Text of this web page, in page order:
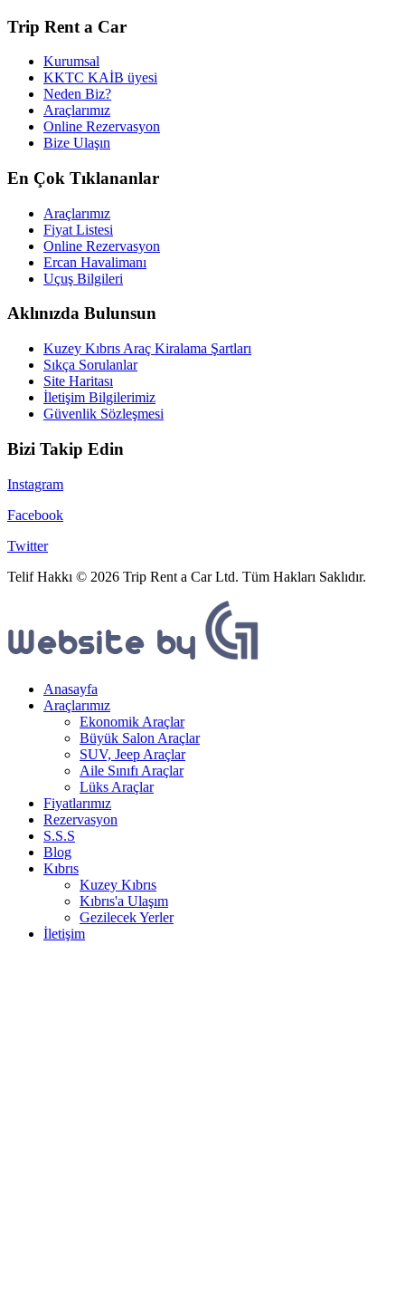
Trip Rent a Car
Kurumsal
KKTC KAİB üyesi
Neden Biz?
Araçlarımız
Online Rezervasyon
Bize Ulaşın
En Çok Tıklananlar
Araçlarımız
Fiyat Listesi
Online Rezervasyon
Ercan Havalimanı
Uçuş Bilgileri
Aklınızda Bulunsun
Kuzey Kıbrıs Araç Kiralama Şartları
Sıkça Sorulanlar
Site Haritası
İletişim Bilgilerimiz
Güvenlik Sözleşmesi
Bizi Takip Edin
Instagram
Facebook
Twitter
Telif Hakkı © 2026 Trip Rent a Car Ltd. Tüm Hakları Saklıdır.
Anasayfa
Araçlarımız
Ekonomik Araçlar
Büyük Salon Araçlar
SUV, Jeep Araçlar
Aile Sınıfı Araçlar
Lüks Araçlar
Fiyatlarımız
Rezervasyon
S.S.S
Blog
Kıbrıs
Kuzey Kıbrıs
Kıbrıs'a Ulaşım
Gezilecek Yerler
İletişim